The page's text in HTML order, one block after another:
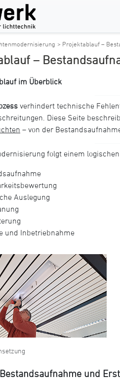
> Projektablauf –
–
im Überblick
verhindert technische
Diese Seite
– von der
folgt einem
Auslegung
und Inbetriebnahme
und